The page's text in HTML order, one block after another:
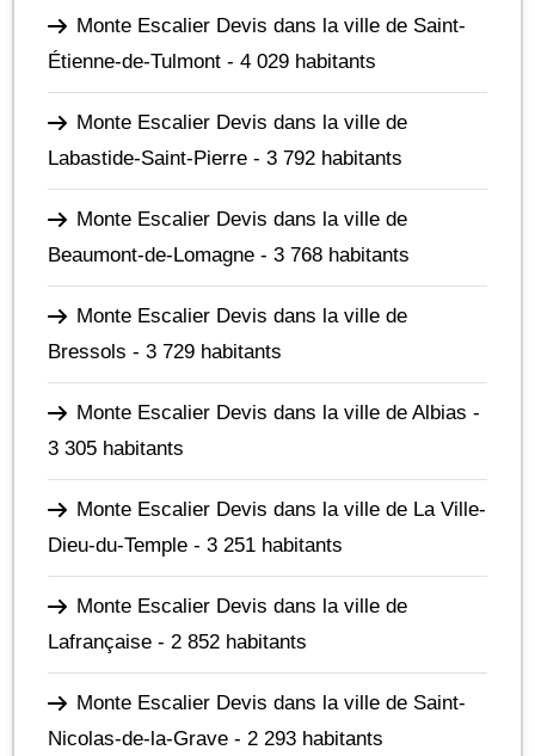
Monte Escalier Devis dans la ville de Saint-
Étienne-de-Tulmont - 4 029 habitants
Monte Escalier Devis dans la ville de
Labastide-Saint-Pierre - 3 792 habitants
Monte Escalier Devis dans la ville de
Beaumont-de-Lomagne - 3 768 habitants
Monte Escalier Devis dans la ville de
Bressols - 3 729 habitants
Monte Escalier Devis dans la ville de Albias -
3 305 habitants
Monte Escalier Devis dans la ville de La Ville-
Dieu-du-Temple - 3 251 habitants
Monte Escalier Devis dans la ville de
Lafrançaise - 2 852 habitants
Monte Escalier Devis dans la ville de Saint-
Nicolas-de-la-Grave - 2 293 habitants